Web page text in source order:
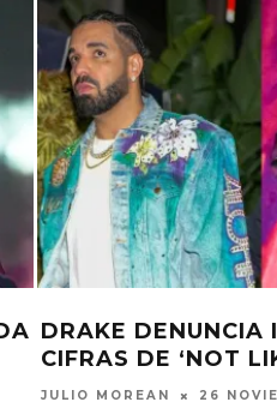
DRAKE DENUNCIA
CIFRAS DE ‘NOT
JULIO MOREAN 26